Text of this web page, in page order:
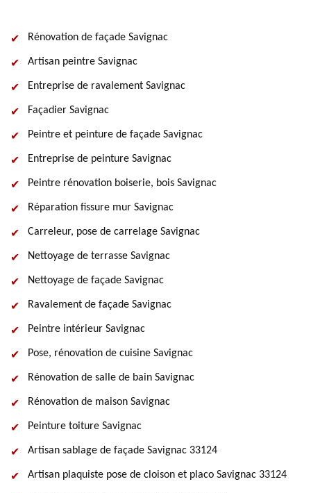
Rénovation de façade Savignac
Artisan peintre Savignac
Entreprise de ravalement Savignac
Façadier Savignac
Peintre et peinture de façade Savignac
Entreprise de peinture Savignac
Peintre rénovation boiserie, bois Savignac
Réparation fissure mur Savignac
Carreleur, pose de carrelage Savignac
Nettoyage de terrasse Savignac
Nettoyage de façade Savignac
Ravalement de façade Savignac
Peintre intérieur Savignac
Pose, rénovation de cuisine Savignac
Rénovation de salle de bain Savignac
Rénovation de maison Savignac
Peinture toiture Savignac
Artisan sablage de façade Savignac 33124
Artisan plaquiste pose de cloison et placo Savignac 33124